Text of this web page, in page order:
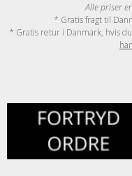
Alle priser
* Gratis fragt til
* Gratis retur i Danmark, hvis